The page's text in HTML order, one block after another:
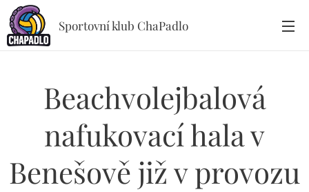
Sportovní klub ChaPadlo
Beachvolejbalová
nafukovací hala v
Benešově již v provozu